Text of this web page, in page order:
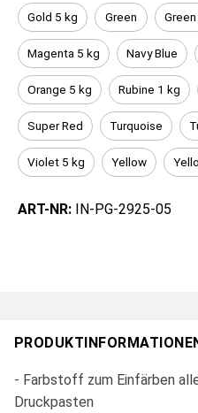
Gold 5 kg Green
Magenta 5 kg Navy Blue
Orange 5 kg Rubine 1 kg
Super Red Turquoise
Violet 5 kg Yellow
ART-NR: IN-PG-2925-05
- Farbstoff zum Einfärben
Druckpasten